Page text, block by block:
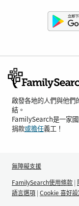
啟發各地的人們與他
結。
FamilySearch是一家
捐款或擔任義工！
無障礙支援
FamilySearch使用條款 |
語言選項 | Cookie 喜好設